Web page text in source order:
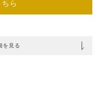
ら
を見る